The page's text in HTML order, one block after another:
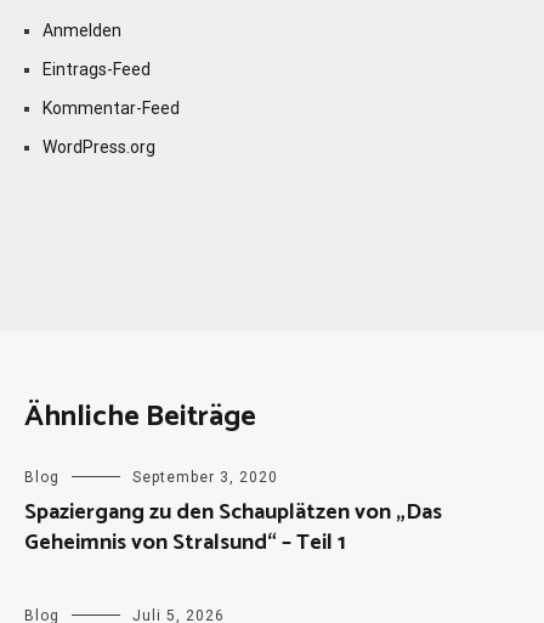
Anmelden
Eintrags-Feed
Kommentar-Feed
WordPress.org
Ähnliche Beiträge
Blog September 3, 2020
Spaziergang zu den Schauplätzen von „Das
Geheimnis von Stralsund“ – Teil 1
Blog Juli 5, 2026